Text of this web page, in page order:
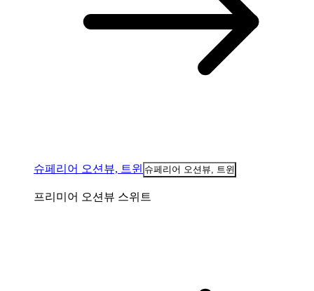
슈페리어 오션뷰, 트윈 슈페리어 오션뷰, 트윈
프리미어 오션뷰 스위트